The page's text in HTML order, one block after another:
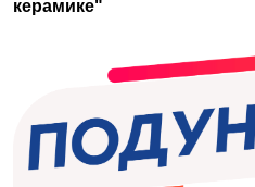
керамике"